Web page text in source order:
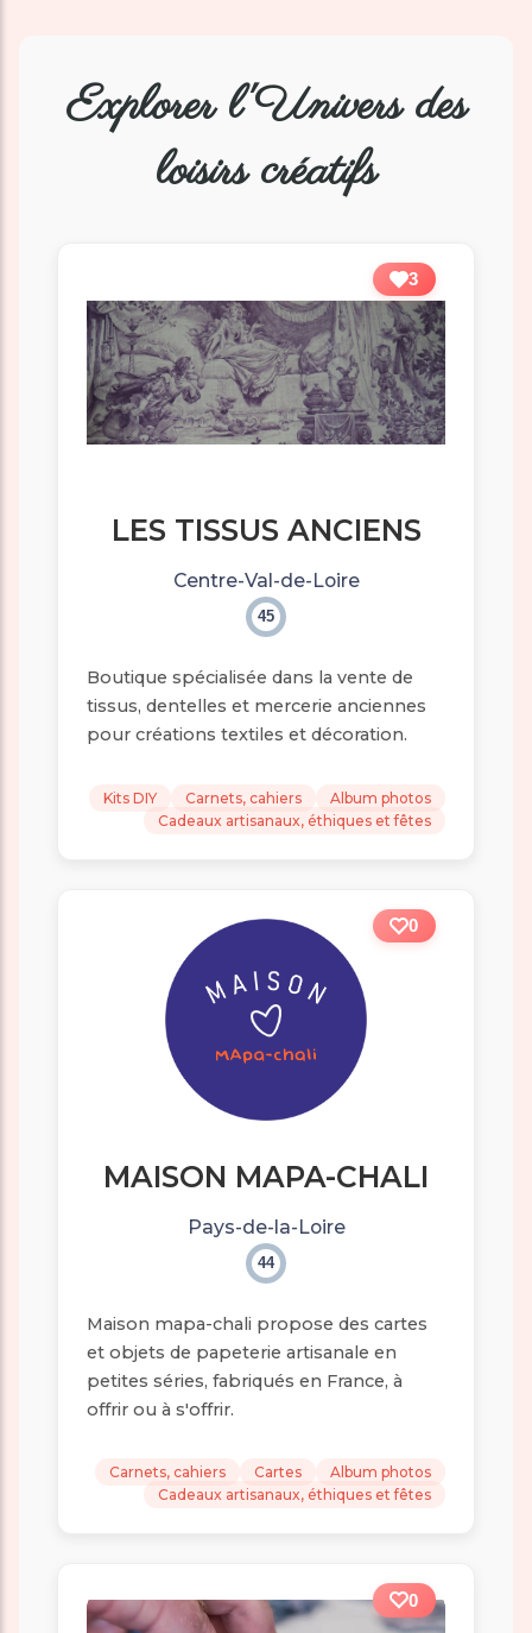
Explorer l'Univers des
loisirs créatifs
3
LES TISSUS ANCIENS
Centre-Val-de-Loire
45
Boutique spécialisée dans la vente de
tissus, dentelles et mercerie anciennes
pour créations textiles et décoration.
Kits DIY Carnets, cahiers
Album photos
Cadeaux artisanaux, éthiques et fêtes
0
MAISON MAPA-CHALI
Pays-de-la-Loire
44
Maison mapa-chali propose des cartes
et objets de papeterie artisanale en
petites séries, fabriqués en France, à
offrir ou à s'offrir.
Carnets, cahiers Cartes
Album photos
Cadeaux artisanaux, éthiques et fêtes
0